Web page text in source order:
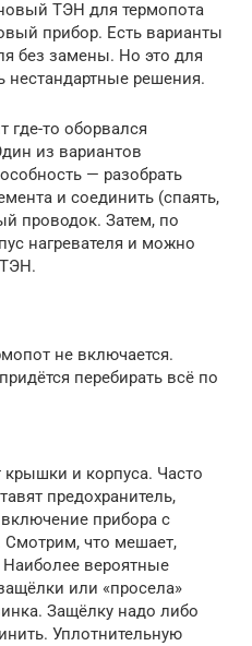
ТЭН для термопота
прибор. Есть варианты
без замены. Но это для
нестандартные решения.
где-то оборвался
из вариантов
— разобрать
и соединить (спаять,
проводок. Затем, по
нагревателя и можно
не включается.
перебирать всё по
крышки и корпуса. Часто
предохранитель,
прибора с
что мешает,
Наиболее вероятные
или «просела»
Защёлку надо либо
Уплотнительную